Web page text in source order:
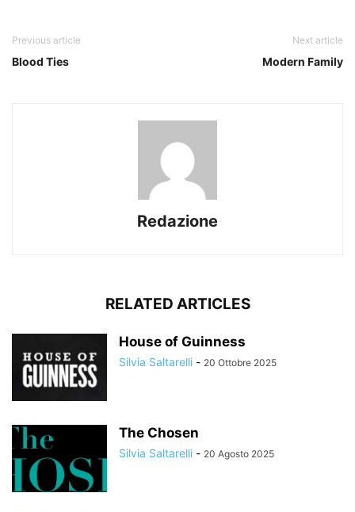
Previous article
Blood Ties
Next article
Modern Family
Redazione
RELATED ARTICLES
House of Guinness
Silvia Saltarelli - 20 Ottobre 2025
The Chosen
Silvia Saltarelli - 20 Agosto 2025